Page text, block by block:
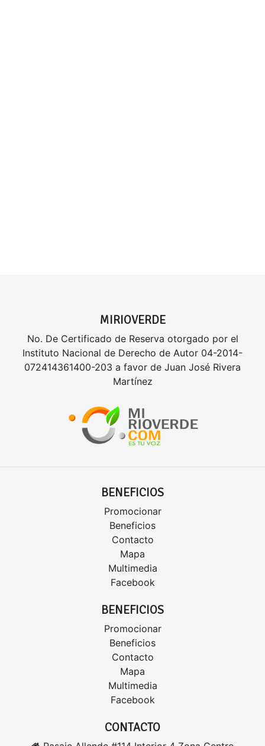
MIRIOVERDE
No. De Certificado de Reserva otorgado por el
Instituto Nacional de Derecho de Autor 04-2014-
072414361400-203 a favor de Juan José Rivera
Martínez
BENEFICIOS
Promocionar
Beneficios
Contacto
Mapa
Multimedia
Facebook
BENEFICIOS
Promocionar
Beneficios
Contacto
Mapa
Multimedia
Facebook
CONTACTO